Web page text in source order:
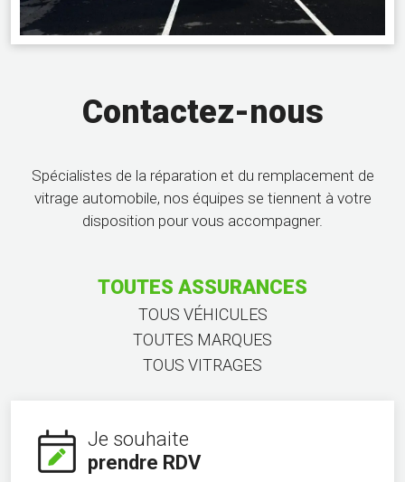
Contactez-nous
Spécialistes de la réparation et du remplacement de
vitrage automobile, nos équipes se tiennent à votre
disposition pour vous accompagner.
TOUTES ASSURANCES
TOUS VÉHICULES
TOUTES MARQUES
TOUS VITRAGES
Je souhaite
prendre RDV